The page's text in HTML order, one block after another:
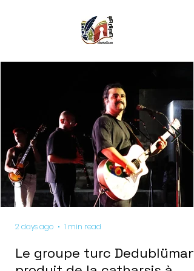
Le groupe turc Dedublüman
2 days ago 1 min read